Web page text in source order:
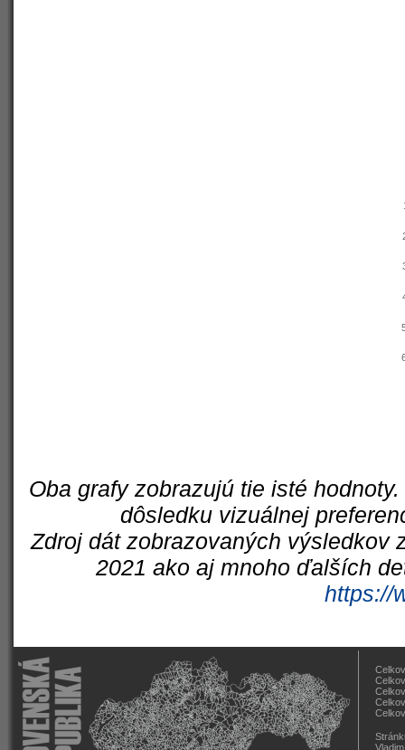
Oba grafy zobrazujú tie isté
dôsledku vizuálnej
Zdroj dát zobrazovaných výsledkov
2021 ako aj mnoho ďalších
https://